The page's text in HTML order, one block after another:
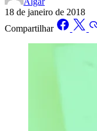
18 de janeiro de 2018
Compartilhar